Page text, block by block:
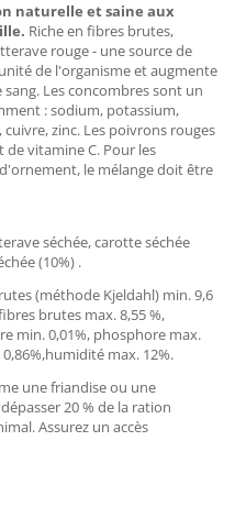
naturelle et saine aux
Riche en fibres brutes,
rouge - une source de
de l'organisme et augmente
Les concombres sont un
: sodium, potassium,
zinc. Les poivrons rouges
vitamine C. Pour les
le mélange doit être
séchée, carotte séchée
(10%) .
(méthode Kjeldahl) min. 9,6
brutes max. 8,55 %,
min. 0,01%, phosphore max.
max. 12%.
une friandise ou une
20 % de la ration
Assurez un accès